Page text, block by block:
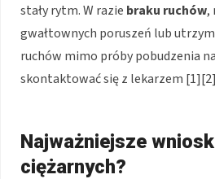
stały rytm. W razie braku ruchów,
gwałtownych poruszeń lub
ruchów mimo próby pobudzenia
skontaktować się z lekarzem
Najważniejsze
ciężarnych?